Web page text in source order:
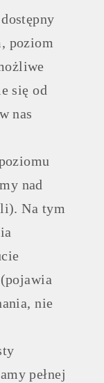
poziom
się od
nas
nad
Na tym
nie
pełnej